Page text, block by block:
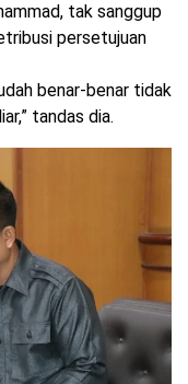
tak sanggup
persetujuan
benar-benar tidak
tandas dia.